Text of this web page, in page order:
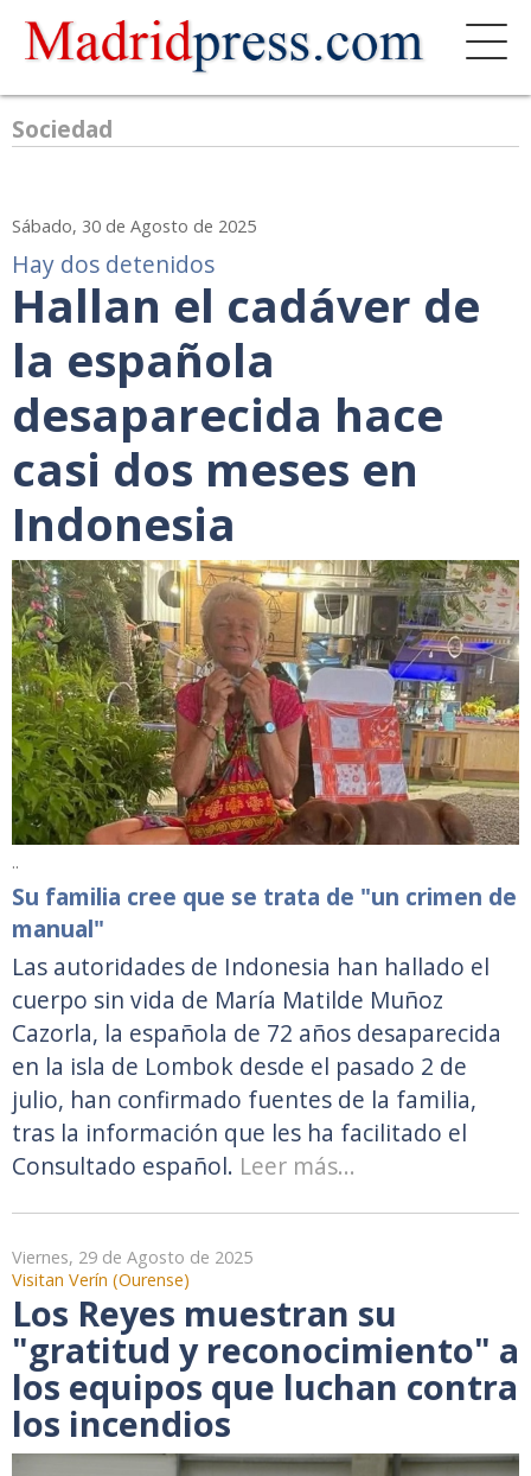
Sociedad
Sábado, 30 de Agosto de 2025
Hay dos detenidos
Hallan el cadáver de
la española
desaparecida hace
casi dos meses en
Indonesia
..
Su familia cree que se trata de "un crimen de
manual"
Las autoridades de Indonesia han hallado el
cuerpo sin vida de María Matilde Muñoz
Cazorla, la española de 72 años desaparecida
en la isla de Lombok desde el pasado 2 de
julio, han confirmado fuentes de la familia,
tras la información que les ha facilitado el
Consultado español. Leer más...
Viernes, 29 de Agosto de 2025
Visitan Verín (Ourense)
Los Reyes muestran su
"gratitud y reconocimiento" a
los equipos que luchan contra
los incendios